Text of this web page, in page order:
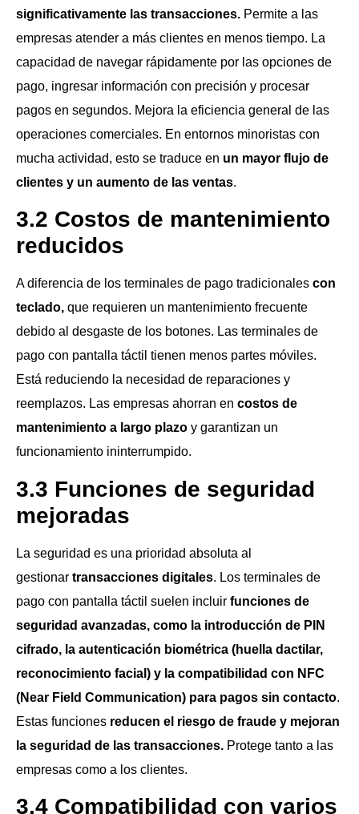
significativamente las transacciones. Permite a las
empresas atender a más clientes en menos tiempo. La
capacidad de navegar rápidamente por las opciones de
pago, ingresar información con precisión y procesar
pagos en segundos. Mejora la eficiencia general de las
operaciones comerciales. En entornos minoristas con
mucha actividad, esto se traduce en un mayor flujo de
clientes y un aumento de las ventas.
3.2 Costos de mantenimiento
reducidos
A diferencia de los terminales de pago tradicionales con
teclado, que requieren un mantenimiento frecuente
debido al desgaste de los botones. Las terminales de
pago con pantalla táctil tienen menos partes móviles.
Está reduciendo la necesidad de reparaciones y
reemplazos. Las empresas ahorran en costos de
mantenimiento a largo plazo y garantizan un
funcionamiento ininterrumpido.
3.3 Funciones de seguridad
mejoradas
La seguridad es una prioridad absoluta al
gestionar transacciones digitales. Los terminales de
pago con pantalla táctil suelen incluir funciones de
seguridad avanzadas, como la introducción de PIN
cifrado, la autenticación biométrica (huella dactilar,
reconocimiento facial) y la compatibilidad con NFC
(Near Field Communication) para pagos sin contacto.
Estas funciones reducen el riesgo de fraude y mejoran
la seguridad de las transacciones. Protege tanto a las
empresas como a los clientes.
3.4 Compatibilidad con varios